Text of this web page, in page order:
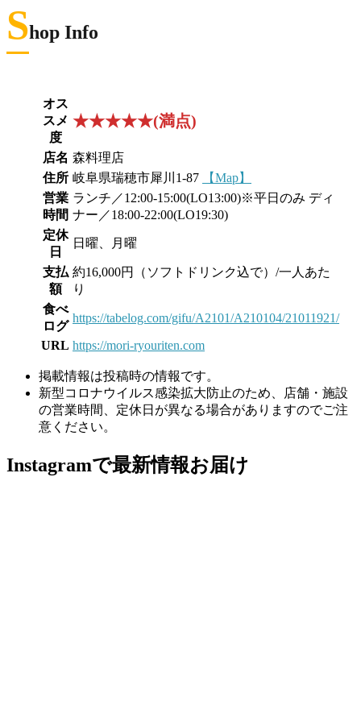
Shop Info
オス
スメ
度
★★★★★(満点)
店名 森料理店
住所 岐阜県瑞穂市犀川1-87
【Map】
営業
時間
ランチ／12:00-15:00(LO13:00)※平日のみ ディ
ナー／18:00-22:00(LO19:30)
定休
日
日曜、月曜
支払
額
約16,000円（ソフトドリンク込で）/一人あた
り
食べ
ログ
https://tabelog.com/gifu/A2101/A210104/21011921/
URL https://mori-ryouriten.com
掲載情報は投稿時の情報です。
新型コロナウイルス感染拡大防止のため、店舗・施設
の営業時間、定休日が異なる場合がありますのでご注
意ください。
Instagramで最新情報お届け